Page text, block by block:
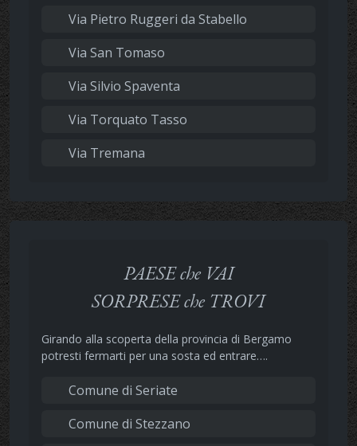
Via Pietro Ruggeri da Stabello
Via San Tomaso
Via Silvio Spaventa
Via Torquato Tasso
Via Tremana
PAESE che VAI
SORPRESE che TROVI
Girando alla scoperta della provincia di Bergamo
potresti fermarti per una sosta ed entrare….
Comune di Seriate
Comune di Stezzano